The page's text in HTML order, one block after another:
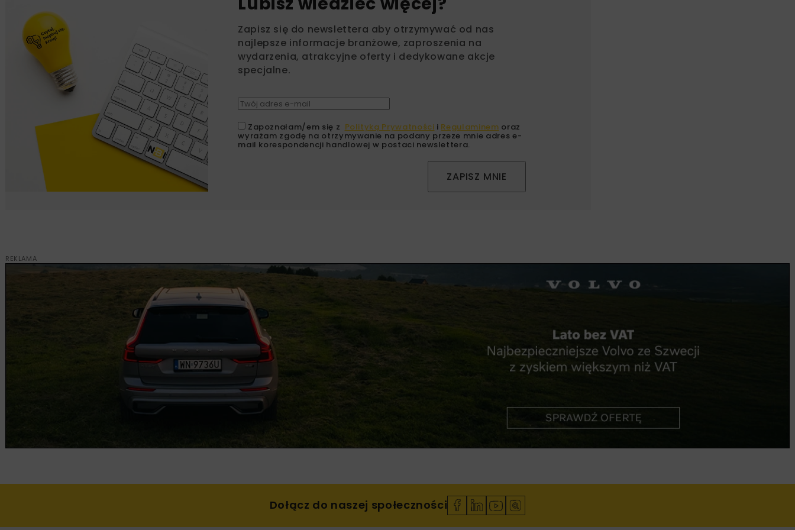
Zapisz się do newslettera aby otrzymywać od nas
najlepsze informacje branżowe, zaproszenia na
wydarzenia, atrakcyjne oferty i dedykowane akcje
specjalne.
Zapoznałam/em się z Polityką Prywatności i Regulaminem oraz
wyrażam zgodę na otrzymywanie na podany przeze mnie adres e-
mail korespondencji handlowej w postaci newslettera.
ZAPISZ MNIE
REKLAMA
Dołącz do naszej społeczności